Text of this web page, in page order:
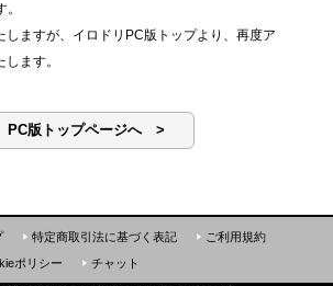
しますが、イロドリPC版トップより、再度ア
ます。
PC版トップページへ >
特定商取引法に基づく表記
ご利用規約
ポリシー チャット